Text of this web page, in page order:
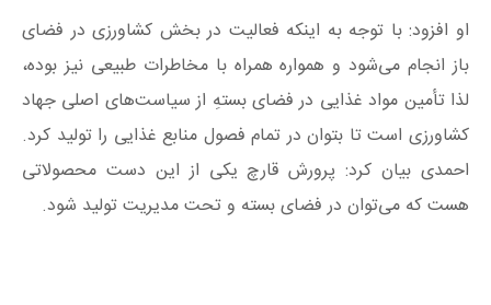
او افزود: با توجه به اینکه فعالیت در بخش کشاورزی در فضای
باز انجام می‌شود و همواره همراه با مخاطرات طبیعی نیز بوده،
لذا تأمین مواد غذایی در فضای بستهِ از سیاست‌های اصلی جهاد
کشاورزی است تا بتوان در تمام فصول منابع غذایی را تولید کرد.
احمدی بیان کرد: پرورش قارچ یکی از این ‌دست محصولاتی
هست که می‌توان در فضای بسته و تحت مدیریت تولید شود.